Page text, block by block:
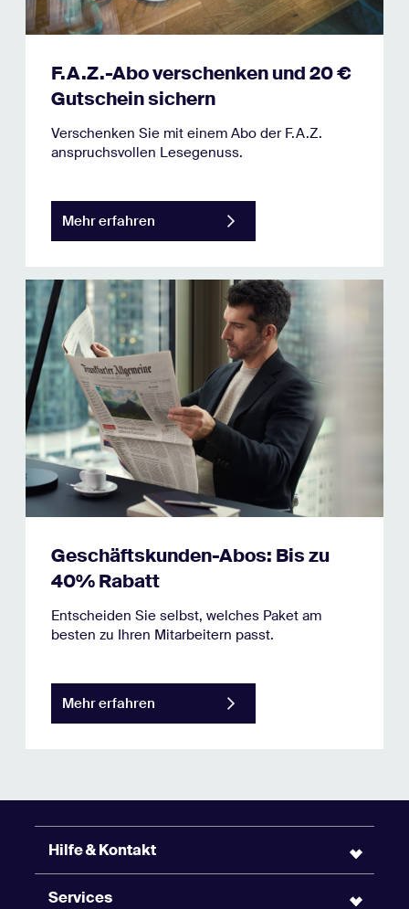
F.A.Z.-Abo verschenken und 20 €
Gutschein sichern
Verschenken Sie mit einem Abo der F.A.Z.
anspruchsvollen Lesegenuss.
Mehr erfahren
Geschäftskunden-Abos: Bis zu
40% Rabatt
Entscheiden Sie selbst, welches Paket am
besten zu Ihren Mitarbeitern passt.
Mehr erfahren
Hilfe & Kontakt
Services